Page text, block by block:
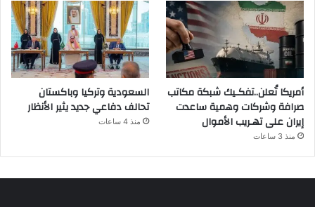
أمريكا تُعلن..تفكـيك شبكة مكاتب
صرافة وشركات وهمية ساعدت
إيران على تهـريب الأموال
منذ 3 ساعات
السعودية وتركيا وباكستان
تحالف دفاعي جديد يثير الأنظار
منذ 4 ساعات